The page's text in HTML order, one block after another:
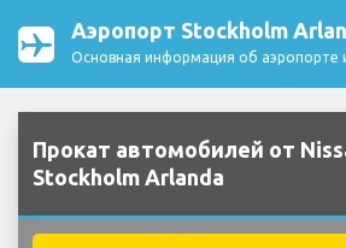
Аэропорт Stockholm
Основная информация об аэропорте
Прокат автомобилей от
Stockholm Arlanda